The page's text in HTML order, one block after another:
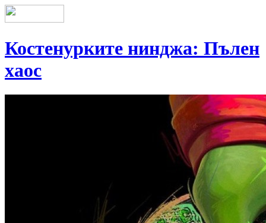
Костенурките нинджа: Пълен
хаос